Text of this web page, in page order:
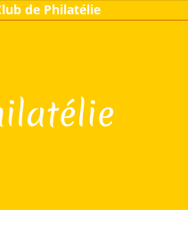
de Philatélie